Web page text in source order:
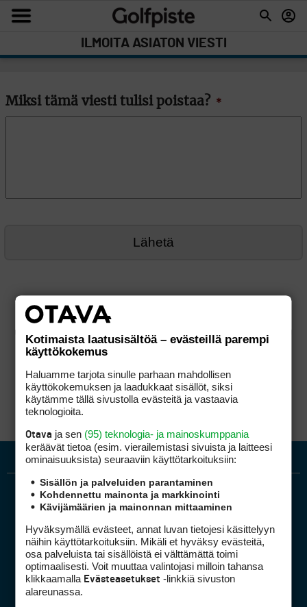
ILMOITA ASIATON VIESTI
Miksi tämä viesti tulisi poistaa? *
Golfpiste mediakortti
Kotimaista laatusisältöä – evästeillä parempi
käyttökokemus
Haluamme tarjota sinulle parhaan mahdollisen
käyttökokemuksen ja laadukkaat sisällöt, siksi
käytämme tällä sivustolla evästeitä ja vastaavia
teknologioita.
Otava ja sen (95) teknologia- ja mainoskumppania
keräävät tietoa (esim. vierailemis­tasi sivuista ja laitteesi
ominaisuuk­sista) seuraaviin käyttötarkoituksiin:
Sisällön ja palveluiden parantaminen
Kohdennettu mainonta ja markkinointi
Kävijämäärien ja mainonnan mittaaminen
Hyväksymällä evästeet, annat luvan tietojesi käsittelyyn
näihin käyttötarkoituksiin. Mikäli et hyväksy evästeitä,
osa palveluista tai sisällöistä ei välttämättä toimi
optimaalisesti. Voit muuttaa valintojasi milloin tahansa
klikkaamalla Evästeasetukset -linkkiä sivuston
alareunassa.